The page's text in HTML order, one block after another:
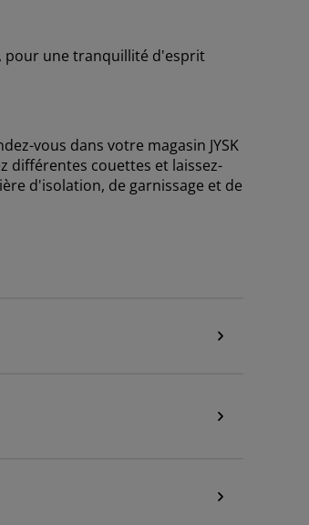
pour une tranquillité d'esprit
vous dans votre magasin JYSK
différentes couettes et laissez-
d'isolation, de garnissage et de